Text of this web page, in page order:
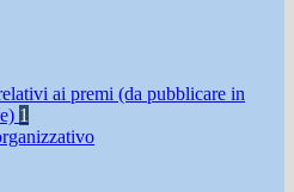
ai premi (da pubblicare in
1